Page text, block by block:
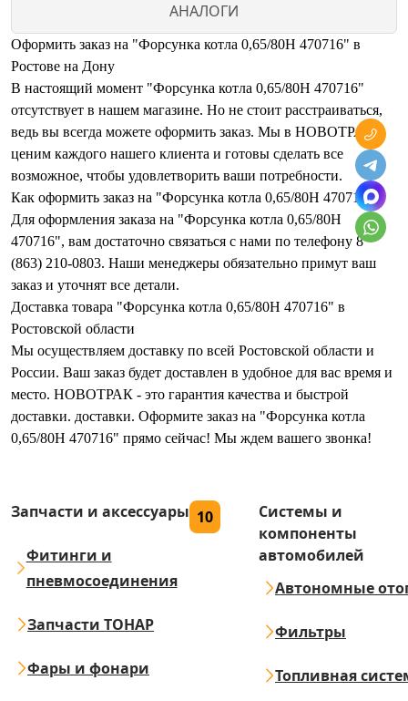
АНАЛОГИ
Оформить заказ на "Форсунка котла 0,65/80Н 470716" в
Ростове на Дону
В настоящий момент "Форсунка котла 0,65/80Н 470716"
отсутствует в нашем магазине. Но не стоит расстраиваться,
ведь вы всегда можете оформить заказ. Мы в НОВОТРАК
ценим каждого нашего клиента и готовы сделать все
возможное, чтобы удовлетворить ваши потребности.
Как оформить заказ на "Форсунка котла 0,65/80Н 470716"?
Для оформления заказа на "Форсунка котла 0,65/80Н
470716", вам достаточно связаться с нами по телефону 8
(863) 210-0803. Наши менеджеры обязательно примут ваш
заказ и уточнят все детали.
Доставка товара "Форсунка котла 0,65/80Н 470716" в
Ростовской области
Мы осуществляем доставку по всей Ростовской области и
России. Ваш заказ будет доставлен в удобное для вас время и
место. НОВОТРАК - это гарантия качества и быстрой
доставки. доставки. Оформите заказ на "Форсунка котла
0,65/80Н 470716" прямо сейчас! Мы ждем вашего звонка!
Запчасти и аксессуары 10
Фитинги и
пневмосоединения
Запчасти ТОНАР
Фары и фонари
Системы и
компоненты
автомобилей
Автономные
Фильтры
Топливная